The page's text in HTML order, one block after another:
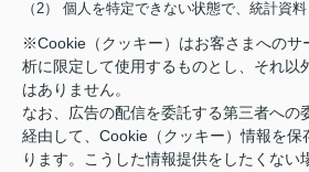
（2） 個人を特定できない状態で、統計資
※Cookie（クッキー）はお客さまへのサ
析に限定して使用するものとし、それ以
はありません。
なお、広告の配信を委託する第三者への
経由して、Cookie（クッキー）情報を保
ります。こうした情報提供をしたくない